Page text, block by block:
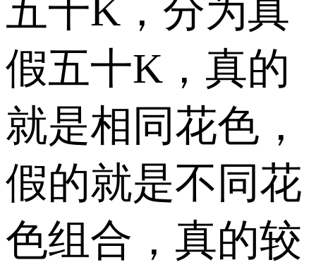
五十K，分为真
假五十K，真的
就是相同花色，
假的就是不同花
色组合，真的较